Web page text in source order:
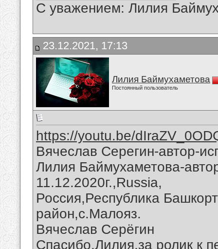
С уважением: Лилия
23.12.2021, 17:13
Лилия Баймухаметова
Постоянный пользователь
https://youtu.be/
Вячеслав Серегин-автор-
Лилия Баймухаметова-
11.12.2020г.,Russia,
Россия,Республика
район,с.Малояз.
Вячеслав Серёгин
Спасибо,Лилия,за ролик к